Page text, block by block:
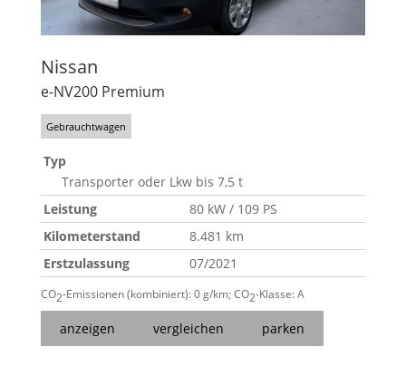
Nissan
e-NV200 Premium
Gebrauchtwagen
Typ
Transporter oder Lkw bis 7,5 t
Leistung
80 kW / 109 PS
Kilometerstand
8.481 km
Erstzulassung
07/2021
CO2-Emissionen (kombiniert):0 g/km;CO2-Klasse:A
anzeigen vergleichen parken